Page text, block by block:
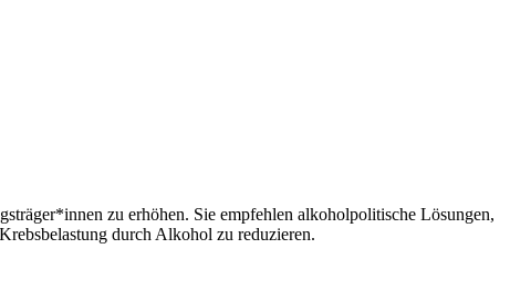
zu erhöhen. Sie empfehlen alkoholpolitische Lösungen,
durch Alkohol zu reduzieren.